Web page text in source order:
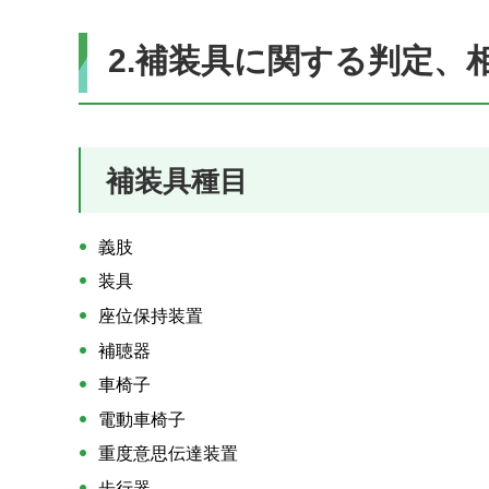
2.補装具に関する判定、
補装具種目
義肢
装具
座位保持装置
補聴器
車椅子
電動車椅子
重度意思伝達装置